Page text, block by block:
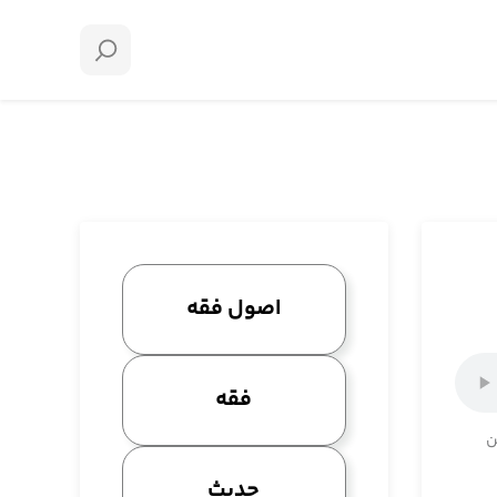
اصول فقه
فقه